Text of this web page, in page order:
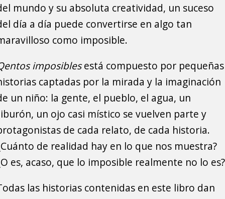
mundo y su absoluta creatividad, un suceso
día a día puede convertirse en algo tan
como imposible.
imposiblesestá compuesto por pequeñas
captadas por la mirada y la imaginación
un niño: la gente, el pueblo, el agua, un
un ojo casi místico se vuelven parte y
de cada relato, de cada historia.
de realidad hay en lo que nos muestra?
es, acaso, que lo imposible realmente no lo es?
las historias contenidas en este libro dan